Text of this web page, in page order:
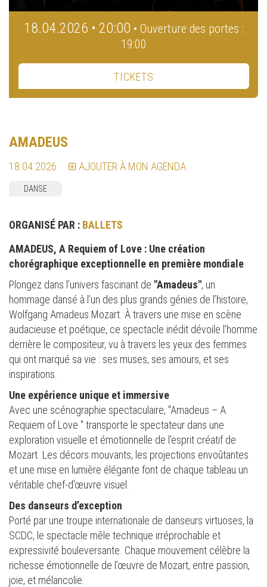
18.04.2026 • 20:00 • Ouverture des portes :
19:00
TICKETS
AMADEUS
18.04.2026 AJOUTER À MON AGENDA
DANSE
ORGANISÉ PAR : BALLETS
AMADEUS, A Requiem of Love : Une création
chorégraphique exceptionnelle en première mondiale
Plongez dans l’univers fascinant de "Amadeus", un
hommage dansé à l’un des plus grands génies de l’histoire,
Wolfgang Amadeus Mozart. À travers une mise en scène
audacieuse et poétique, ce spectacle inédit dévoile l’homme
derrière le compositeur, vu à travers les yeux des femmes
qui ont marqué sa vie : ses muses, ses amours, et ses
inspirations.
Une expérience unique et immersive
Avec une scénographie spectaculaire, "Amadeus – A
Requiem of Love " transporte le spectateur dans une
exploration visuelle et émotionnelle de l’esprit créatif de
Mozart. Les décors mouvants, les projections envoûtantes
et une mise en lumière élégante font de chaque tableau un
véritable chef-d'œuvre visuel.
Des danseurs d’exception
Porté par une troupe internationale de danseurs virtuoses, la
SCDC, le spectacle mêle technique irréprochable et
expressivité bouleversante. Chaque mouvement célèbre la
richesse émotionnelle de l’œuvre de Mozart, entre passion,
joie, et mélancolie.